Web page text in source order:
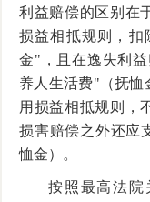
利益赔偿的区别在
损益相抵规则，
金"，且在逸失利
养人生活费"（抚恤
用损益相抵规则，
损害赔偿之外还应
恤金）。
按照最高法院